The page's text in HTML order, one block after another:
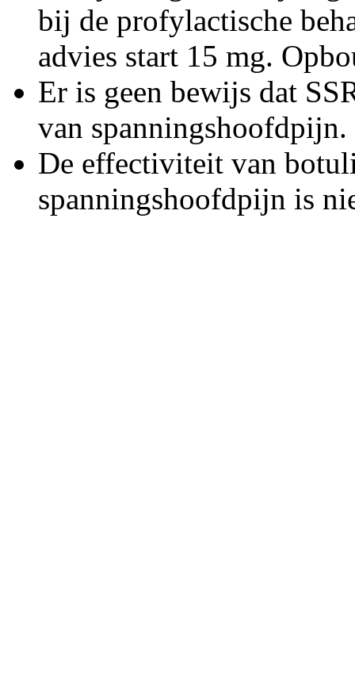
bij de profylactische
advies start 15 mg.
Er is geen bewijs dat
van spanningshoofdpijn.
De effectiviteit van
spanningshoofdpijn is